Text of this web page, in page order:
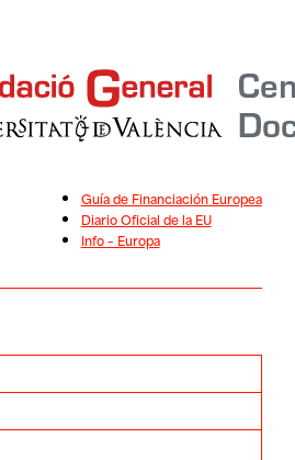
Guía de Financiación Europea
Diario Oficial de la EU
Info – Europa